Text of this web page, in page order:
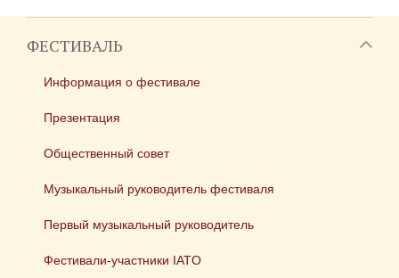
ФЕСТИВАЛЬ
Информация о фестивале
Презентация
Общественный совет
Музыкальный руководитель фестиваля
Первый музыкальный руководитель
Фестивали-участники IATO